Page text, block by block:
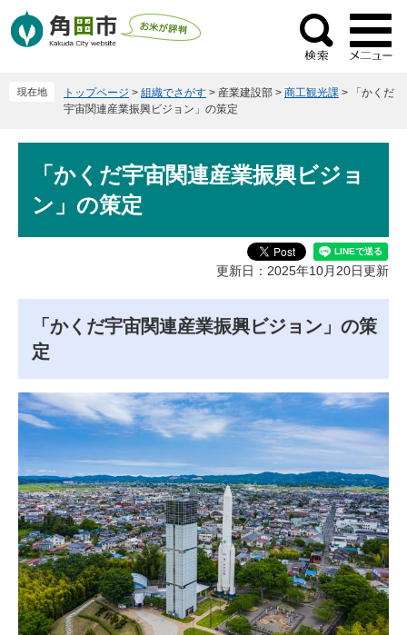
ー
ニ
検
索
現在地 トップページ > 組織でさがす > 産業建設部 > 商工観光課 >
「かくだ
宇宙関連産業振興ビジョン」の策定
「かくだ宇宙関連産業振興ビジョ
ン」の策定
更新日：2025年10月20日更新
「かくだ宇宙関連産業振興ビジョン」の策
定